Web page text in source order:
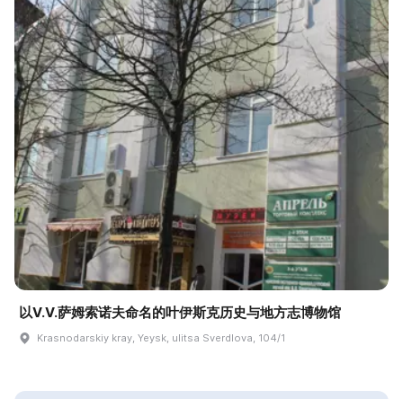
以V.V.萨姆索诺夫命名的叶伊斯克历史与地方志博物馆
Krasnodarskiy kray, Yeysk, ulitsa Sverdlova, 104/1